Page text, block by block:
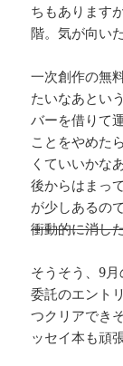
ちもあります
階。気が向い
一次創作の無
たいなあとい
バーを借りて
ことをやめた
くていいかな
後からはまっ
が少しあるの
衝動的に消し
そうそう、9
委託のエント
つクリアでき
ッセイ本も頑